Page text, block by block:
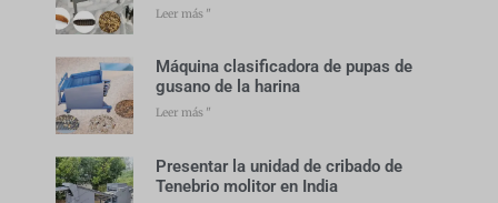
Leer más "
Máquina clasificadora de pupas de
gusano de la harina
Leer más "
Presentar la unidad de cribado de
Tenebrio molitor en India